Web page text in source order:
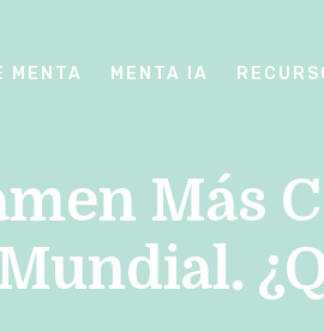
MENTA MENTA IA
Más